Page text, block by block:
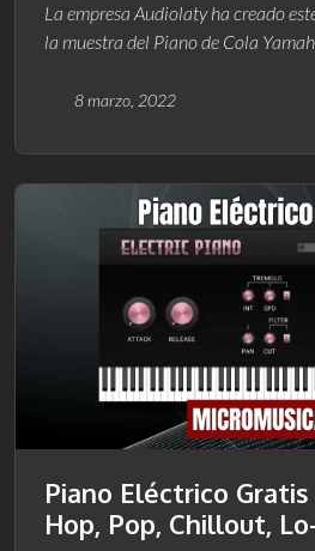
La empresa Audiolaty ha creado
la muestra del Piano de Cola
8 marzo, 2022
Piano Eléctrico
Hop, Pop, Chillout,